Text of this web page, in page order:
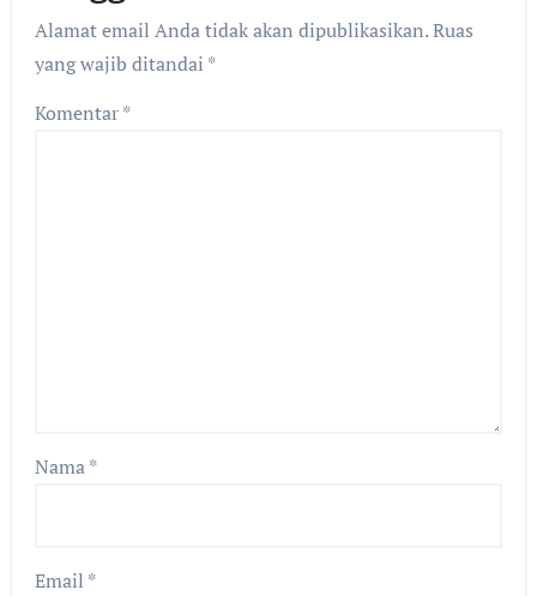
Alamat email Anda tidak akan dipublikasikan.Ruas
yang wajib ditandai *
Komentar*
Nama*
Email *